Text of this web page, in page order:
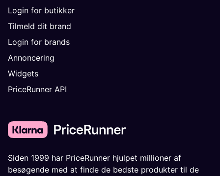
Login for butikker
Tilmeld dit brand
Login for brands
Annoncering
Widgets
PriceRunner API
Siden 1999 har PriceRunner hjulpet millioner af
besøgende med at finde de bedste produkter til de